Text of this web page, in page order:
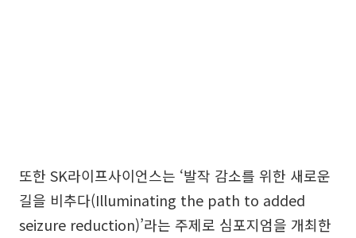
또한 SK라이프사이언스는 ‘발작 감소를 위한 새로운
길을 비추다(Illuminating the path to added
seizure reduction)’라는 주제로 심포지엄을 개최한